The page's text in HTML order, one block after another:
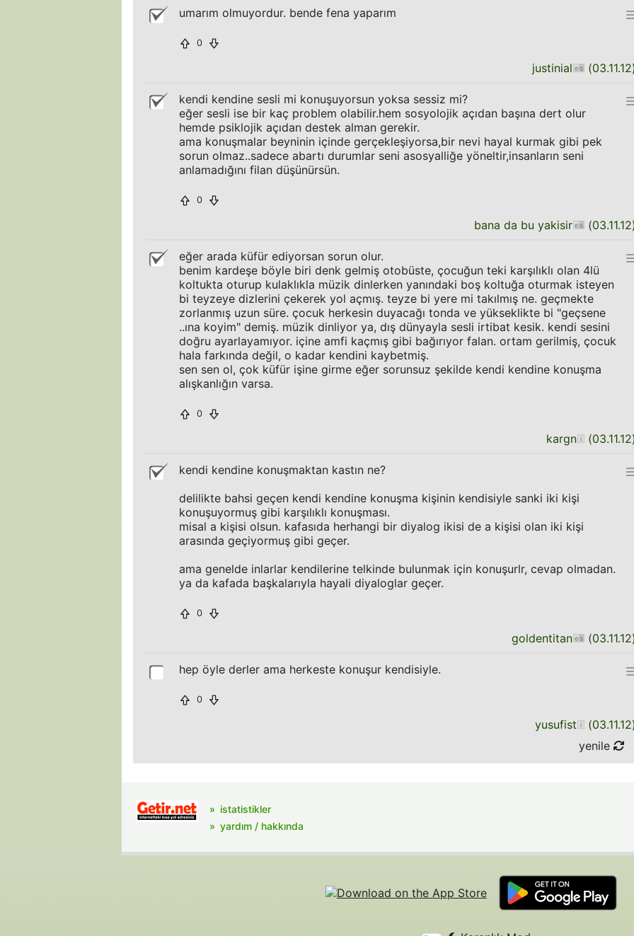
umarım olmuyordur. bende fena yaparım
0
justinial (03.11.12
kendi kendine sesli mi konuşuyorsun yoksa sessiz mi?
eğer sesli ise bir kaç problem olabilir.hem sosyolojik açıdan başına dert olur
hemde psiklojik açıdan destek alman gerekir.
ama konuşmalar beyninin içinde gerçekleşiyorsa,bir nevi hayal kurmak gibi pek
sorun olmaz..sadece abartı durumlar seni asosyalliğe yöneltir,insanların seni
anlamadığını filan düşünürsün.
0
bana da bu yakisir (03.11.12
eğer arada küfür ediyorsan sorun olur.
benim kardeşe böyle biri denk gelmiş otobüste, çocuğun teki karşılıklı olan 4lü
koltukta oturup kulaklıkla müzik dinlerken yanındaki boş koltuğa oturmak isteyen
bi teyzeye dizlerini çekerek yol açmış. teyze bi yere mi takılmış ne. geçmekte
zorlanmış uzun süre. çocuk herkesin duyacağı tonda ve yükseklikte bi "geçsene
..ına koyim" demiş. müzik dinliyor ya, dış dünyayla sesli irtibat kesik. kendi sesini
doğru ayarlayamıyor. içine amfi kaçmış gibi bağırıyor falan. ortam gerilmiş, çocuk
hala farkında değil, o kadar kendini kaybetmiş.
sen sen ol, çok küfür işine girme eğer sorunsuz şekilde kendi kendine konuşma
alışkanlığın varsa.
0
kargn (03.11.12
kendi kendine konuşmaktan kastın ne?
delilikte bahsi geçen kendi kendine konuşma kişinin kendisiyle sanki iki kişi
konuşuyormuş gibi karşılıklı konuşması.
misal a kişisi olsun. kafasıda herhangi bir diyalog ikisi de a kişisi olan iki kişi
arasında geçiyormuş gibi geçer.
ama genelde inlarlar kendilerine telkinde bulunmak için konuşurlr, cevap olmadan.
ya da kafada başkalarıyla hayali diyaloglar geçer.
0
goldentitan (03.11.12
hep öyle derler ama herkeste konuşur kendisiyle.
0
yusufist (03.11.12
yenile
istatistikler
yardım / hakkında